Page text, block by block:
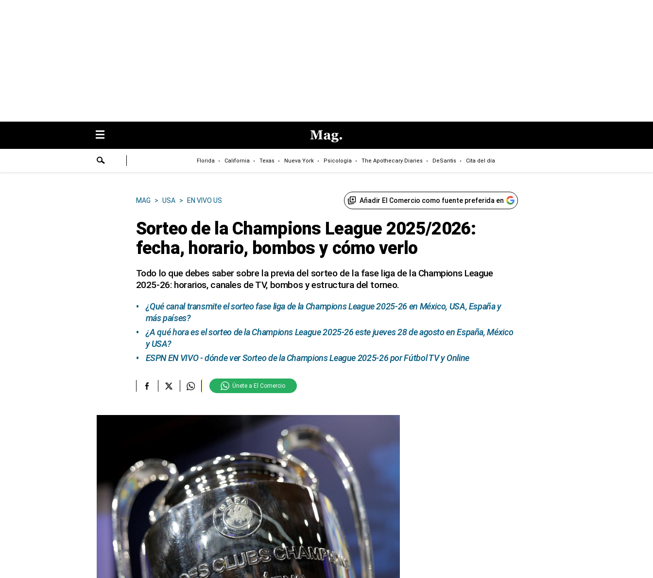
Florida California Texas Nueva York Psicología The Apothecary Diaries DeSantis Cita del día
MAG > USA > EN VIVO US Añadir El Comercio como fuente preferida en
Sorteo de la Champions League 2025/2026:
fecha, horario, bombos y cómo verlo
Todo lo que debes saber sobre la previa del sorteo de la fase liga de la Champions League
2025-26: horarios, canales de TV, bombos y estructura del torneo.
¿Qué canal transmite el sorteo fase liga de la Champions League 2025-26 en México, USA, España y
más países?
¿A qué hora es el sorteo de la Champions League 2025-26 este jueves 28 de agosto en España, México
y USA?
ESPN EN VIVO - dónde ver Sorteo de la Champions League 2025-26 por Fútbol TV y Online
Únete a El Comercio